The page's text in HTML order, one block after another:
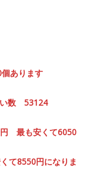
あります
数 53124
最も安くて6050
て8550円になりま